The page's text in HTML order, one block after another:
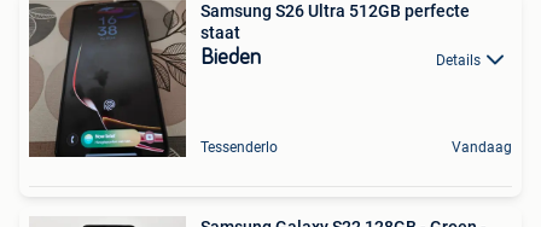
Samsung S26 Ultra 512GB perfecte
staat
Bieden Details
Tessenderlo Vandaag